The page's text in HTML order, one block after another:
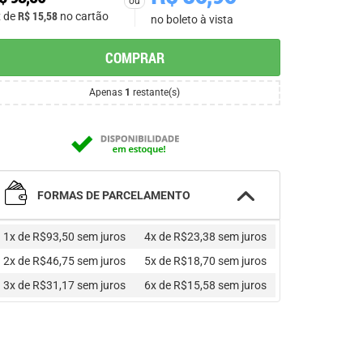
deR$ 15,58 no cartão no boleto à vista
COMPRAR
Apenas 1 restante(s)
FORMAS DE PARCELAMENTO
1x de R$93,50 sem juros
2x de R$46,75sem juros
3x de R$31,17sem juros
4x de R$23,38 sem juros
5x de R$18,70 sem juros
6x de R$15,58 sem juros